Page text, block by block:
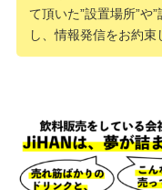
て頂いた”設置場所”や
し、情報発信をお約束